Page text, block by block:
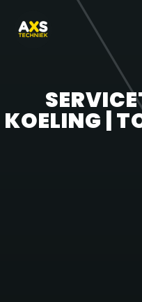
KOELING |